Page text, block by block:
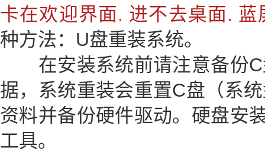
卡在欢迎界面. 进不去桌面. 蓝
种方法：U盘重装系统。
在安装系统前请注意备份C
据，系统重装会重置C盘（系
资料并备份硬件驱动。硬盘安
工具。